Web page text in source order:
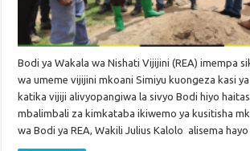
Bodi ya Wakala wa Nishati Vijijini (REA) imempa
wa umeme vijijini mkoani Simiyu kuongeza kasi
katika vijiji alivyopangiwa la sivyo Bodi hiyo
mbalimbali za kimkataba ikiwemo ya kusitisha
wa Bodi ya REA, Wakili Julius Kalolo alisema